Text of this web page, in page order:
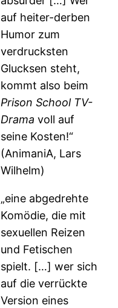
auf heiter-derben
Humor zum
verdrucksten
Glucksen steht,
kommt also beim
Prison School TV-
Drama voll auf
seine Kosten!“
(AnimaniA, Lars
Wilhelm)
„eine abgedrehte
Komödie, die mit
sexuellen Reizen
und Fetischen
spielt. […] wer sich
auf die verrückte
Version eines